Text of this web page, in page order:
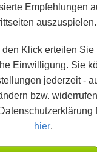
Empfehlungen
auszuspielen.
den Klick erteilen Sie
Einwilligung. Sie
jederzeit -
bzw.
hier.
zu Deiner Wix-
klickst Du einfach auf
Balken zu finden ist.